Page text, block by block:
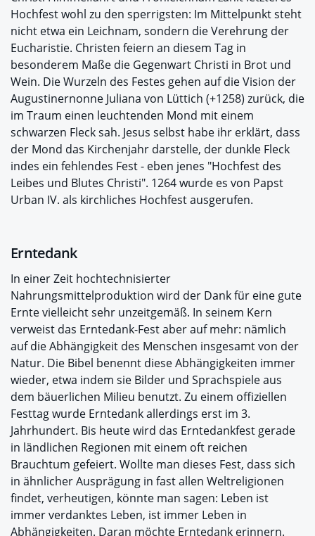
Hochfest wohl zu den sperrigsten: Im Mittelpunkt steht
nicht etwa ein Leichnam, sondern die Verehrung der
Eucharistie. Christen feiern an diesem Tag in
besonderem Maße die Gegenwart Christi in Brot und
Wein. Die Wurzeln des Festes gehen auf die Vision der
Augustinernonne Juliana von Lüttich (+1258) zurück, die
im Traum einen leuchtenden Mond mit einem
schwarzen Fleck sah. Jesus selbst habe ihr erklärt, dass
der Mond das Kirchenjahr darstelle, der dunkle Fleck
indes ein fehlendes Fest - eben jenes "Hochfest des
Leibes und Blutes Christi". 1264 wurde es von Papst
Urban IV. als kirchliches Hochfest ausgerufen.
Erntedank
In einer Zeit hochtechnisierter
Nahrungsmittelproduktion wird der Dank für eine gute
Ernte vielleicht sehr unzeitgemäß. In seinem Kern
verweist das Erntedank-Fest aber auf mehr: nämlich
auf die Abhängigkeit des Menschen insgesamt von der
Natur. Die Bibel benennt diese Abhängigkeiten immer
wieder, etwa indem sie Bilder und Sprachspiele aus
dem bäuerlichen Milieu benutzt. Zu einem offiziellen
Festtag wurde Erntedank allerdings erst im 3.
Jahrhundert. Bis heute wird das Erntedankfest gerade
in ländlichen Regionen mit einem oft reichen
Brauchtum gefeiert. Wollte man dieses Fest, dass sich
in ähnlicher Ausprägung in fast allen Weltreligionen
findet, verheutigen, könnte man sagen: Leben ist
immer verdanktes Leben, ist immer Leben in
Abhängigkeiten. Daran möchte Erntedank erinnern.